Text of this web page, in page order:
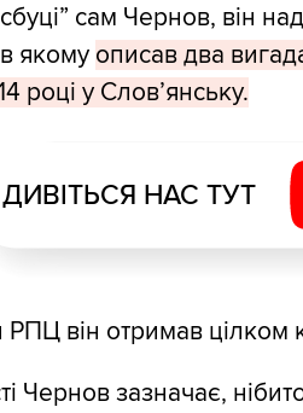
сам Чернов, він
якому описав два
році у Слов’янську.
ДИВІТЬСЯ НАС ТУТ
РПЦ він отримав цілком
Чернов зазначає,